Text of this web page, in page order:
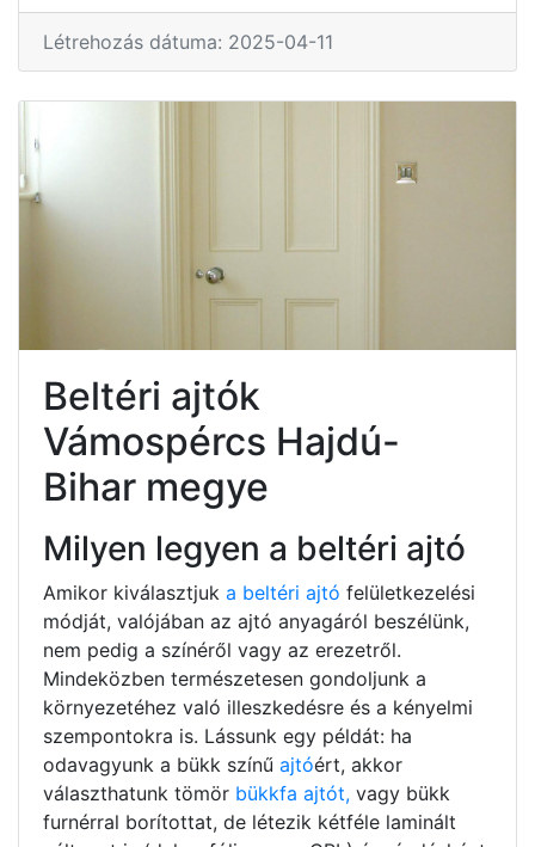
Létrehozás dátuma: 2025-04-11
Beltéri ajtók
Vámospércs Hajdú-
Bihar megye
Milyen legyen a beltéri ajtó
Amikor kiválasztjuk a beltéri ajtó felületkezelési
módját, valójában az ajtó anyagáról beszélünk,
nem pedig a színéről vagy az erezetről.
Mindeközben természetesen gondoljunk a
környezetéhez való illeszkedésre és a kényelmi
szempontokra is. Lássunk egy példát: ha
odavagyunk a bükk színű ajtóért, akkor
választhatunk tömör bükkfa ajtót, vagy bükk
furnérral borítottat, de létezik kétféle laminált